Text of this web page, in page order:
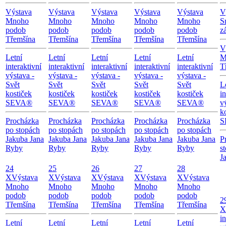
Výstava
Mnoho
podob
Třemšína
Letní
interaktivní
výstava -
Svět
kostiček
SEVA®
Procházka
po stopách
Jakuba Jana
Ryby
Výstava
Mnoho
podob
Třemšína
Letní
interaktivní
výstava -
Svět
kostiček
SEVA®
Procházka
po stopách
Jakuba Jana
Ryby
Výstava
Mnoho
podob
Třemšína
Letní
interaktivní
výstava -
Svět
kostiček
SEVA®
Procházka
po stopách
Jakuba Jana
Ryby
Výstava
Mnoho
podob
Třemšína
Letní
interaktivní
výstava -
Svět
kostiček
SEVA®
Procházka
po stopách
Jakuba Jana
Ryby
Výstava
Mnoho
podob
Třemšína
Letní
interaktivní
výstava -
Svět
kostiček
SEVA®
Procházka
po stopách
Jakuba Jana
Ryby
24
XVýstava
Mnoho
podob
Třemšína
Letní
25
XVýstava
Mnoho
podob
Třemšína
Letní
26
XVýstava
Mnoho
podob
Třemšína
Letní
27
XVýstava
Mnoho
podob
Třemšína
Letní
28
XVýstava
Mnoho
podob
Třemšína
Letní
X